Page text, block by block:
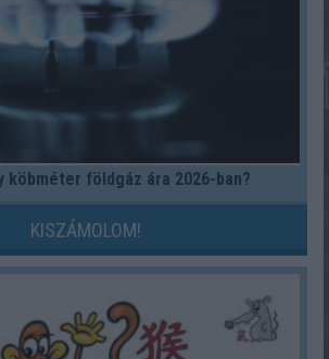
köbméter földgáz ára 2026-ban?
KISZÁMOLOM!